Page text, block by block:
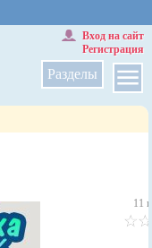
Разделы
Вход на сайт
Регистрация
11